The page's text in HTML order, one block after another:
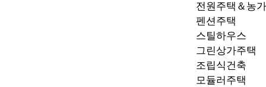
전원주택＆농
펜션주택
스틸하우스
그린상가주택
조립식건축
모듈러주택